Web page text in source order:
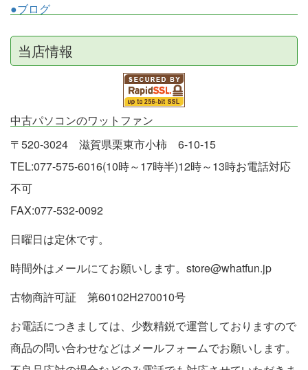
●ブログ
当店情報
中古パソコンのワットファン
〒520-3024 滋賀県栗東市小柿 6-10-15
TEL:077-575-6016(10時～17時半)12時～13時お電話対応
不可
FAX:077-532-0092
日曜日は定休です。
時間外はメールにてお願いします。store@whatfun.jp
古物商許可証 第60102H270010号
お電話につきましては、少数精鋭で運営しておりますので
商品の問い合わせなどはメールフォームでお願いします。